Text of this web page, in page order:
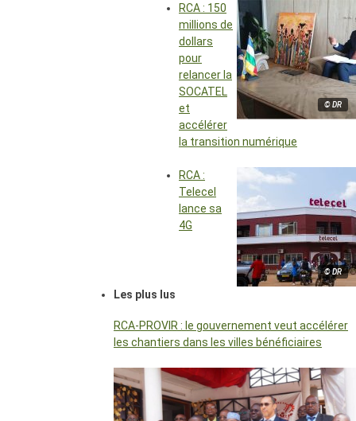
© DR
RCA : 150
millions de
dollars
pour
relancer la
SOCATEL
et
accélérer
la transition numérique
© DR
RCA :
Telecel
lance sa
4G
Les plus lus
RCA-PROVIR : le gouvernement veut accélérer
les chantiers dans les villes bénéficiaires